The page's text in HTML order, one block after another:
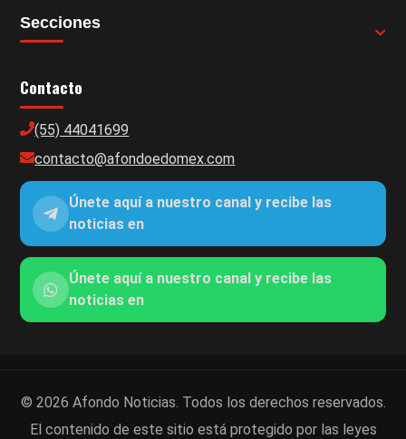
Secciones
Contacto
(55) 44041699
contacto@afondoedomex.com
Únete aquí a nuestro canal y recibe las
noticias en
Únete aquí a nuestro canal y recibe las
noticias en
© 2026 Afondo Noticias. Todos los derechos reservados.
El contenido de este sitio está protegido por las leyes